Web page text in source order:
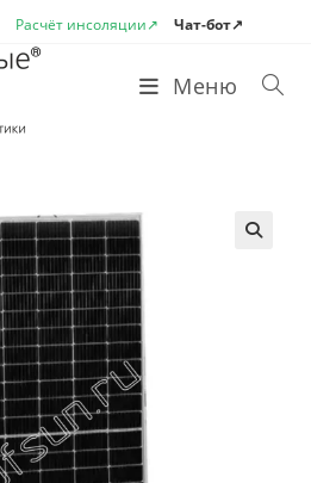
Расчёт инсоляции↗ Чат-бот↗
Меню